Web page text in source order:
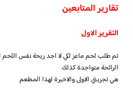
تقارير المتابعين
التقرير الاول
تم طلب لحم ماعز لكي لا اجد ريحة نفس اللحم
الرائحة متواجدة كذلك
هي تجربتي الاولى والاخيرة لهذا المطعم